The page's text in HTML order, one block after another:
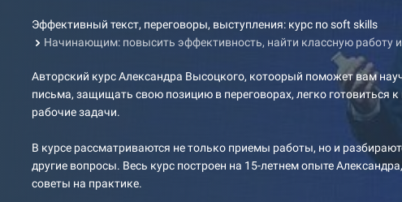
Эффективный текст, переговоры, выступления: курс по soft skills
Начинающим: повысить эффективность, найти классную работу
Авторский курс Александра Высоцкого, котоорый поможет вам
письма, защищать свою позицию в переговорах, легко готовиться
рабочие задачи.
В курсе рассматриваются не только приемы работы, но и
другие вопросы. Весь курс построен на 15-летнем опыте
советы на практике.